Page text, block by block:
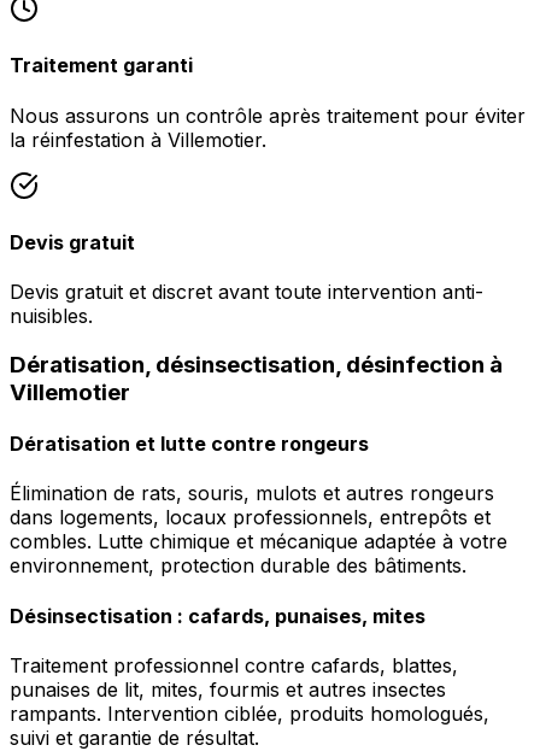
Traitement garanti
Nous assurons un contrôle après traitement pour éviter
la réinfestation à Villemotier.
Devis gratuit
Devis gratuit et discret avant toute intervention anti-
nuisibles.
Dératisation, désinsectisation, désinfection à
Villemotier
Dératisation et lutte contre rongeurs
Élimination de rats, souris, mulots et autres rongeurs
dans logements, locaux professionnels, entrepôts et
combles. Lutte chimique et mécanique adaptée à votre
environnement, protection durable des bâtiments.
Désinsectisation : cafards, punaises, mites
Traitement professionnel contre cafards, blattes,
punaises de lit, mites, fourmis et autres insectes
rampants. Intervention ciblée, produits homologués,
suivi et garantie de résultat.